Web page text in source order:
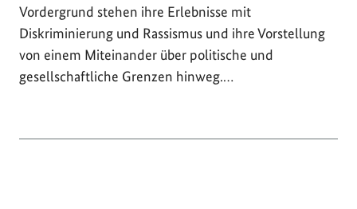
Vordergrund stehen ihre Erlebnisse mit
Diskriminierung und Rassismus und ihre Vorstellung
von einem Miteinander über politische und
gesellschaftliche Grenzen hinweg.…